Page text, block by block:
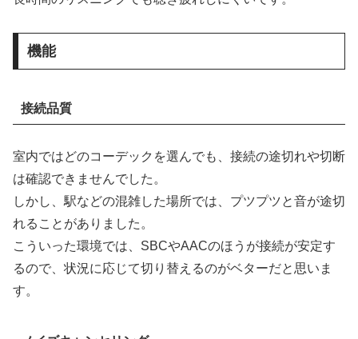
機能
接続品質
室内ではどのコーデックを選んでも、接続の途切れや切断
は確認できませんでした。
しかし、駅などの混雑した場所では、プツプツと音が途切
れることがありました。
こういった環境では、SBCやAACのほうが接続が安定す
るので、状況に応じて切り替えるのがベターだと思いま
す。